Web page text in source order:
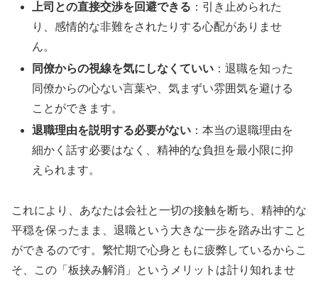
上司との直接交渉を回避できる ：引き止められた
り、感情的な非難をされたりする心配がありませ
ん。
同僚からの視線を気にしなくていい ：退職を知った
同僚からの心ない言葉や、気まずい雰囲気を避ける
ことができます。
退職理由を説明する必要がない ：本当の退職理由を
細かく話す必要はなく、精神的な負担を最小限に抑
えられます。
これにより、あなたは会社と一切の接触を断ち、精神的な
平穏を保ったまま、退職という大きな一歩を踏み出すこと
ができるのです。繁忙期で心身ともに疲弊しているからこ
そ、この「板挟み解消」というメリットは計り知れませ